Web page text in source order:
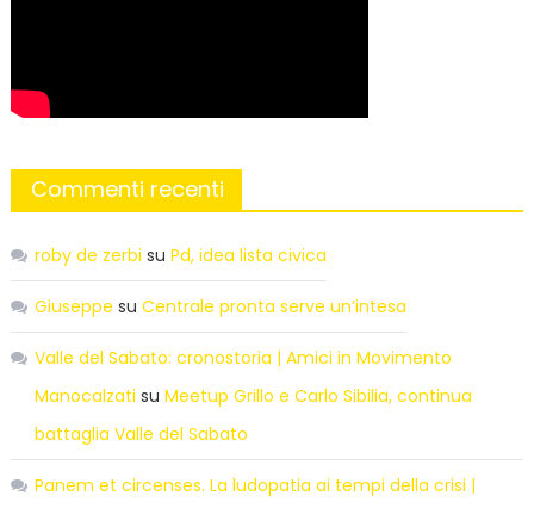
Commenti recenti
roby de zerbi su Pd, idea lista civica
Giuseppe su Centrale pronta serve un’intesa
Valle del Sabato: cronostoria | Amici in Movimento
Manocalzati su Meetup Grillo e Carlo Sibilia, continua
battaglia Valle del Sabato
Panem et circenses. La ludopatia ai tempi della crisi |